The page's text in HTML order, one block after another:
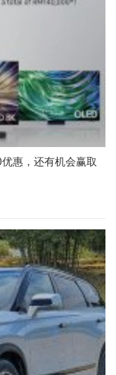
惠，还有机会赢取